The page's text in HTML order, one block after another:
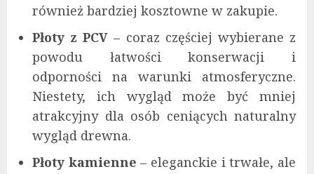
również bardziej kosztowne w zakupie.
Płoty z PCV – coraz częściej wybierane z
powodu łatwości konserwacji i
odporności na warunki atmosferyczne.
Niestety, ich wygląd może być mniej
atrakcyjny dla osób ceniących naturalny
wygląd drewna.
Płoty kamienne – eleganckie i trwałe, ale